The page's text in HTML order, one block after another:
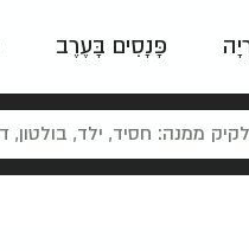
פָּנָסִים בָּעֶרֶב
נוסטלגי